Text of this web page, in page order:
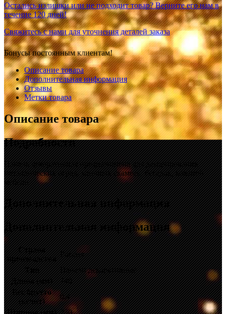
Остались излишки или не подходит товар? Верните его нам в
течение 120 дней!
Свяжитесь с нами для уточнения деталей заказа
Бонусы постоянным клиентам!
Описание товара
Дополнительная информация
Отзывы
Метки товара
Описание товара
Подробности
Панель декоративная предназначена для декорирования
металлических оград, уличных скамеек, беседок, кованой
мебели.
Дополнительная информация
Дополнительная информация
Страна
производства
Россия
Тип
Панели декоративные
Длина (мм)
740
Вес брутто
(кг/шт)
0.4